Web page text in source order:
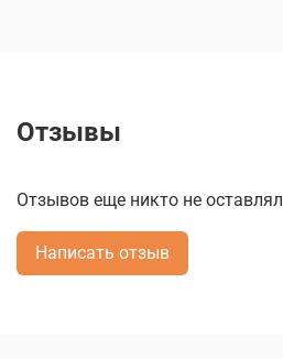
Отзывы
Отзывов еще никто не оставлял
Написать отзыв